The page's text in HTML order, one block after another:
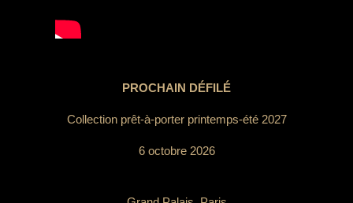
PROCHAIN DÉFILÉ
Collection prêt-à-porter printemps-été 2027
6 octobre 2026